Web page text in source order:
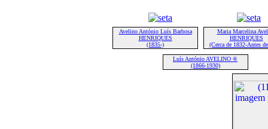
Avelino António Luís Barbosa
HENRIQUES
(1835-)
Maria Marcelina
HENRIQUES
(Cerca de 1832-Antes
Luís António AVELINO ®
(1866-1930)